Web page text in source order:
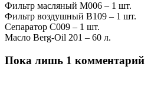
Фильтр масляный М006 – 1 шт.
Фильтр воздушный В109 – 1 шт.
Сепаратор С009 – 1 шт.
Масло Berg-Oil 201 – 60 л.
Пока лишь 1 комментарий